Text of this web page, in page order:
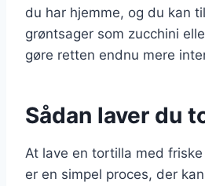
du har hjemme, og du kan
grøntsager som zucchini
gøre retten endnu mere
Sådan laver du
At lave en tortilla med
er en simpel proces, der